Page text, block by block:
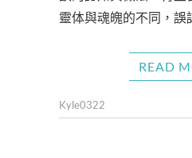
靈体與魂魄的不同，誤
READ
Kyle0322